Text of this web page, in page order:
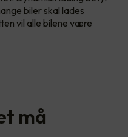
biler skal lades
vil alle bilene være
må